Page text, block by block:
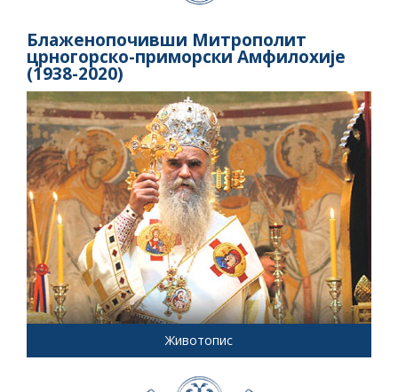
Блаженопочивши Митрополит
црногорско-приморски Амфилохије
(1938-2020)
Животопис